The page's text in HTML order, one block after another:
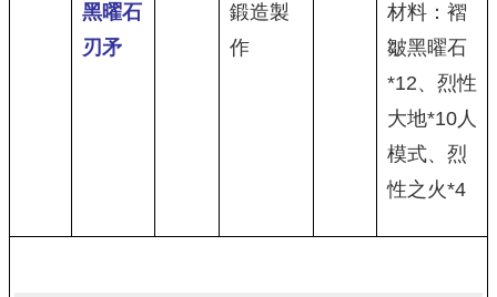
黑曜石
刃矛
鍛造製
作
材料：褶
皺黑曜石
*12、烈性
大地*10人
模式、烈
性之火*4